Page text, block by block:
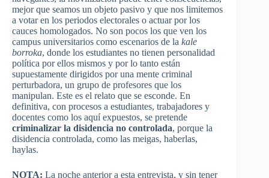
mejor que seamos un objeto pasivo y que nos limitemos
a votar en los periodos electorales o actuar por los
cauces homologados. No son pocos los que ven los
campus universitarios como escenarios de la kale
borroka, donde los estudiantes no tienen personalidad
política por ellos mismos y por lo tanto están
supuestamente dirigidos por una mente criminal
perturbadora, un grupo de profesores que los
manipulan. Este es el relato que se esconde. En
definitiva, con procesos a estudiantes, trabajadores y
docentes como los aquí expuestos, se pretende
criminalizar la disidencia no controlada, porque la
disidencia controlada, como las meigas, haberlas,
haylas.
NOTA: La noche anterior a esta entrevista, y sin tener